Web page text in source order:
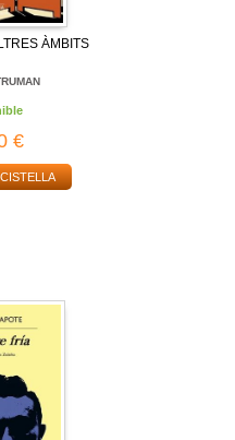
ÀMBITS
€